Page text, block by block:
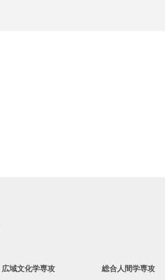
広域文化学専攻 総合人間学専攻